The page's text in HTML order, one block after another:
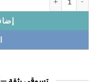
إضافة
اشترِ